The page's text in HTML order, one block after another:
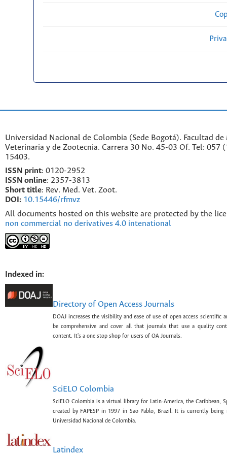
Universidad Nacional de Colombia (Sede Bogotá). Facultad de
Veterinaria y de Zootecnia. Carrera 30 No. 45-03 Of. Tel: 057
15403.
ISSN print: 0120-2952
ISSN online: 2357-3813
Short title: Rev. Med. Vet. Zoot.
DOI: 10.15446/rfmvz
All documents hosted on this website are protected by the
non commercial no derivatives 4.0 intenational
Indexed in:
Directory of Open Access Journals
DOAJ increases the visibility and ease of use of open access scientific
be comprehensive and cover all that journals that use a quality
content. It's a one stop shop for users of OA Journals.
SciELO Colombia
SciELO Colombia is a virtual library for Latin-America, the Caribbean,
created by FAPESP in 1997 in Sao Pablo, Brazil. It is currently being
Universidad Nacional de Colombia.
Latindex